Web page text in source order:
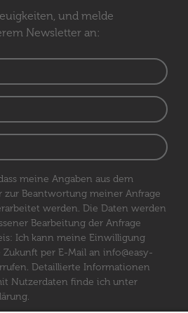
und melde
Newsletter an:
meine Angaben aus dem
zur Beantwortung meiner Anfrage
werden. Die Daten werden
Bearbeitung der Anfrage
Ich kann meine Einwilligung
per E-Mail an info@easy-
Detaillierte Informationen
Nutzerdaten finde ich unter
.